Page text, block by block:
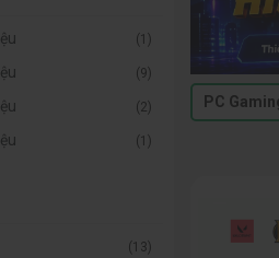
(1)
(9)
(2)
(1)
(13)
PC